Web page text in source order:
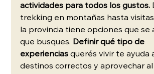
actividades para todos los gustos.
trekking en montañas hasta
la provincia tiene opciones que se
que busques. Definir qué tipo de
experiencias querés vivir te ayuda
destinos correctos y aprovechar al